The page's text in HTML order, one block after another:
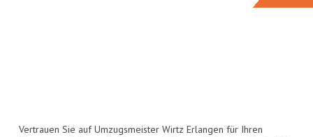
Vertrauen Sie auf Umzugsmeister Wirtz Erlangen für Ihren